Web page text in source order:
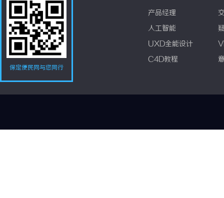
保定便民网与您同行
产品经理
人工智能
UXD全能设计
C4D教程